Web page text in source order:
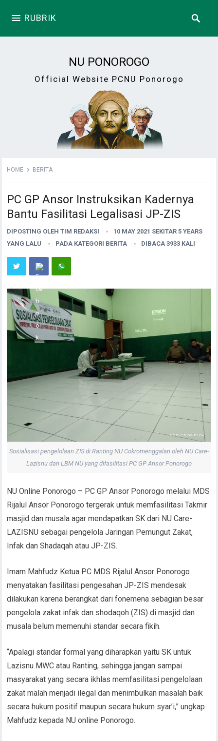
RUBRIK
NU PONOROGO
Official Website PCNU Ponorogo
HOME BERITA
PC GP Ansor Instruksikan Kadernya
Bantu Fasilitasi Legalisasi JP-ZIS
DIPOSTING OLEHTIM REDAKSI
10 MAY 2021 SEKITAR 5 YEARS
YANG LALU
PADA KATEGORI BERITA DIBACA 3933 KALI
Sosialisasi pengelolaan ZIS di Ranting NU Cokromenggalan oleh NU Care-
Lazisnu dan LBM NU yang difasilitasi PC GP Ansor Ponorogo
NU Online Ponorogo – PC GP Ansor Ponorogo melalui MDS
Rijalul Ansor Ponorogo tergerak untuk memfasilitasi Takmir
masjid dan musala agar mendapatkan SK dari NU Care-
LAZISNU sebagai pengelola Jaringan Pemungut Zakat,
Infak dan Shadaqah atau JP-ZIS.
Imam Mahfudz Ketua PC MDS Rijalul Ansor Ponorogo
menyatakan fasilitasi pengesahan JP-ZIS mendesak
dilakukan karena berangkat dari fonemena sebagian besar
pengelola zakat infak dan shodaqoh (ZIS) di masjid dan
musala belum memenuhi standar secara fikih.
“Apalagi standar formal yang diharapkan yaitu SK untuk
Lazisnu MWC atau Ranting, sehingga jangan sampai
masyarakat yang secara ikhlas memfasilitasi pengelolaan
zakat malah menjadi ilegal dan menimbulkan masalah baik
secara hukum positif maupun secara hukum syar’i,” ungkap
Mahfudz kepada NU online Ponorogo.